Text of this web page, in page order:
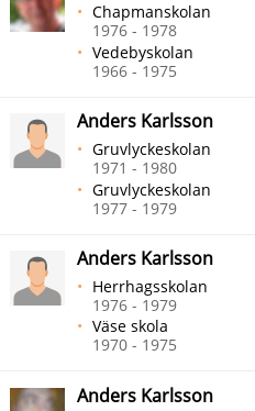
Chapmanskolan
1976 - 1978
Vedebyskolan
1966 - 1975
Anders Karlsson
Gruvlyckeskolan
1971 - 1980
Gruvlyckeskolan
1977 - 1979
Anders Karlsson
Herrhagsskolan
1976 - 1979
Väse skola
1970 - 1975
Anders Karlsson